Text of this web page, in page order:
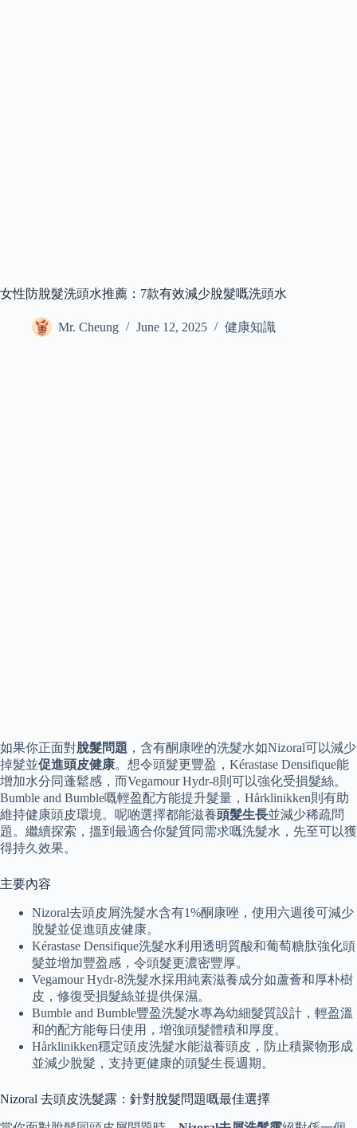
女性防脫髮洗頭水推薦：7款有效減少脫髮嘅洗頭水
Mr. Cheung June 12, 2025 健康知識
如果你正面對脫髮問題 ，含有酮康唑的洗髮水如Nizoral可以減少
掉髮並促進頭皮健康。想令頭髮更豐盈，Kérastase Densifique能
增加水分同蓬鬆感，而Vegamour Hydr-8則可以強化受損髮絲。
Bumble and Bumble嘅輕盈配方能提升髮量，Hårklinikken則有助
維持健康頭皮環境。呢啲選擇都能滋養頭髮生長並減少稀疏問
題。繼續探索，搵到最適合你髮質同需求嘅洗髮水，先至可以獲
得持久效果。
主要內容
Nizoral去頭皮屑洗髮水含有1%酮康唑，使用六週後可減少
脫髮並促進頭皮健康。
Kérastase Densifique洗髮水利用透明質酸和葡萄糖肽強化頭
髮並增加豐盈感，令頭髮更濃密豐厚。
Vegamour Hydr-8洗髮水採用純素滋養成分如蘆薈和厚朴樹
皮，修復受損髮絲並提供保濕。
Bumble and Bumble豐盈洗髮水專為幼細髮質設計，輕盈溫
和的配方能每日使用，增強頭髮體積和厚度。
Hårklinikken穩定頭皮洗髮水能滋養頭皮，防止積聚物形成
並減少脫髮，支持更健康的頭髮生長週期。
Nizoral 去頭皮洗髮露：針對脫髮問題嘅最佳選擇